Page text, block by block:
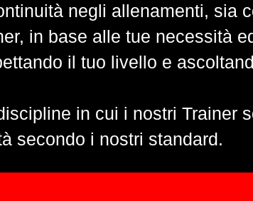
negli allenamenti, sia
in base alle tue necessità
il tuo livello e
in cui i nostri Trainer
secondo i nostri standard.